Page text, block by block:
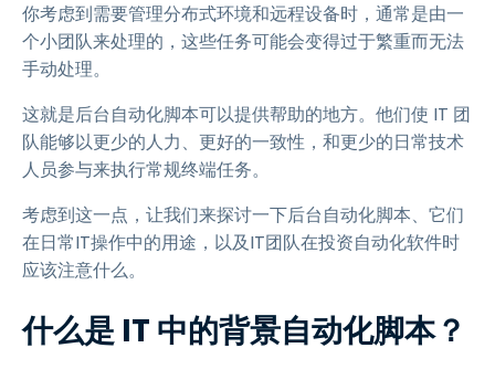
你考虑到需要管理分布式环境和远程设备时，通常是由一
个小团队来处理的，这些任务可能会变得过于繁重而无法
手动处理。
这就是后台自动化脚本可以提供帮助的地方。他们使 IT 团
队能够以更少的人力、更好的一致性，和更少的日常技术
人员参与来执行常规终端任务。
考虑到这一点，让我们来探讨一下后台自动化脚本、它们
在日常IT操作中的用途，以及IT团队在投资自动化软件时
应该注意什么。
什么是 IT 中的背景自动化脚本？